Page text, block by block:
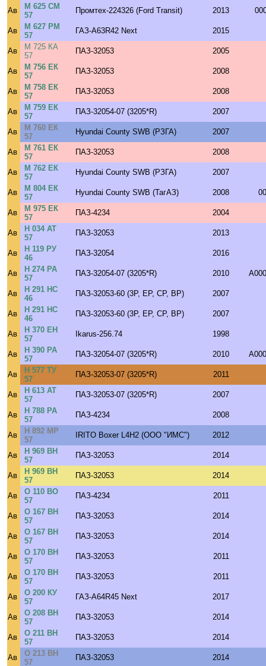
Ав
М 625 СМ
57
Промтех-224326 (Ford Transit) 2013
Ав
М 627 РМ
57
ГАЗ-A63R42 Next 2015
Ав
М 725 КА
57
ПАЗ-32053 2005
Ав
М 756 ЕК
57
ПАЗ-32053 2008
Ав
М 758 ЕК
57
ПАЗ-32053 2008
Ав
М 759 ЕК
57
ПАЗ-32054-07 (3205*R) 2007
Ав
М 760 ЕК
57
Hyundai County SWB (РЗГА) 2007
Ав
М 761 ЕК
57
ПАЗ-32053 2008
Ав
М 762 ЕК
57
Hyundai County SWB (РЗГА) 2007
Ав
М 804 ЕК
57
Hyundai County SWB (ТагАЗ) 2008
Ав
М 975 ЕК
57
ПАЗ-4234 2004
Ав
Н 034 АТ
57
ПАЗ-32053 2013
Ав
Н 119 РУ
46
ПАЗ-32054 2016
Ав
Н 274 РА
57
ПАЗ-32054-07 (3205*R) 2010
Ав
Н 291 НС
46
ПАЗ-32053-60 (3P, EP, CP, BP) 2007
Ав
Н 291 НС
46
ПАЗ-32053-60 (3P, EP, CP, BP) 2007
Ав
Н 370 ЕН
57
Ikarus-256.74 1998
Ав
Н 390 РА
57
ПАЗ-32054-07 (3205*R) 2010
Ав
Н 577 ТУ
57
ПАЗ-32053-07 (3205*R) 2011
Ав
Н 613 АТ
57
ПАЗ-32053-07 (3205*R) 2007
Ав
Н 788 РА
57
ПАЗ-4234 2008
Ав
Н 892 МР
57
IRITO Boxer L4H2 (ООО "ИМС") 2012
Ав
Н 969 ВН
57
ПАЗ-32053 2014
Ав
Н 969 ВН
57
ПАЗ-32053 2014
Ав
О 110 ВО
57
ПАЗ-4234 2011
Ав
О 167 ВН
57
ПАЗ-32053 2014
Ав
О 167 ВН
57
ПАЗ-32053 2014
Ав
О 170 ВН
57
ПАЗ-32053 2011
Ав
О 170 ВН
57
ПАЗ-32053 2011
Ав
О 200 КУ
57
ГАЗ-A64R45 Next 2017
Ав
О 208 ВН
57
ПАЗ-32053 2014
Ав
О 211 ВН
57
ПАЗ-32053 2014
Ав
О 213 ВН
57
ПАЗ-32053 2014